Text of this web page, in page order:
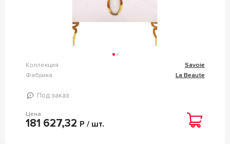
Коллекция
Savoie
Фабрика
La Beaute
Под заказ
Цена
181 627,32 Р / шт.